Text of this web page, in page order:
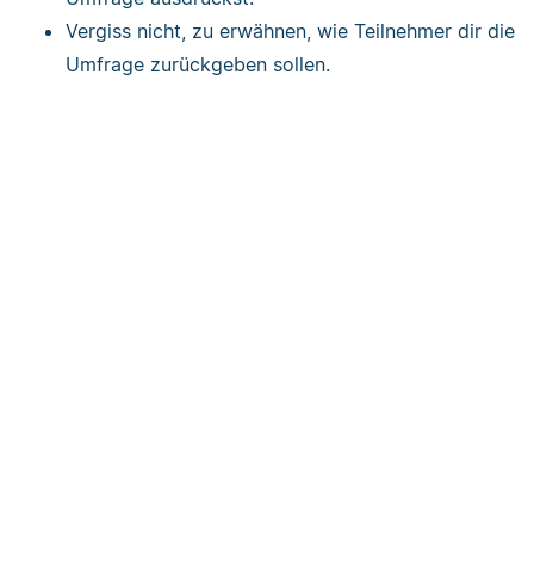
Vergiss nicht, zu erwähnen, wie Teilnehmer dir die
Umfrage zurückgeben sollen.